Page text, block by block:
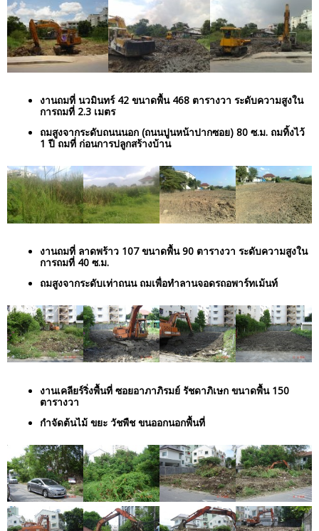
งานถมที่ นวมินทร์ 42 ขนาดพื้น 468 ตารางวา ระดับความสูงใน
การถมที่ 2.3 เมตร
ถมสูงจากระดับถนนนอก (ถนนปูนหน้าปากซอย) 80 ซ.ม. ถมทิ้งไว้
1 ปี ถมที่ ก่อนการปลูกสร้างบ้าน
งานถมที่ ลาดพร้าว 107 ขนาดพื้น 90 ตารางวา ระดับความสูงใน
การถมที่ 40 ซ.ม.
ถมสูงจากระดับเท่าถนน ถมเพื่อทำลานจอดรถอพาร์ทเม้นท์
งานเคลียร์ริ่งพื้นที่ ซอยอาภาภิรมย์ รัชดาภิเษก ขนาดพื้น 150
ตารางวา
กำจัดต้นไม้ ขยะ วัชพืช ขนออกนอกพื้นที่